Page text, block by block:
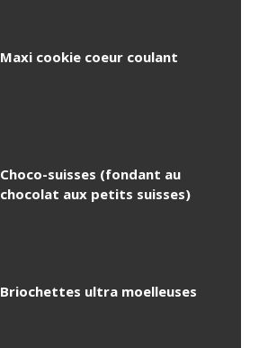
Maxi cookie coeur coulant
Choco-suisses (fondant au
chocolat aux petits suisses)
Briochettes ultra moelleuses